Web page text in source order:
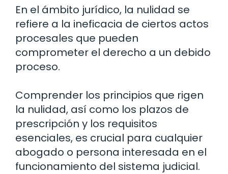
En el ámbito jurídico, la nulidad se
refiere a la ineficacia de ciertos actos
procesales que pueden
comprometer el derecho a un debido
proceso.
Comprender los principios que rigen
la nulidad, así como los plazos de
prescripción y los requisitos
esenciales, es crucial para cualquier
abogado o persona interesada en el
funcionamiento del sistema judicial.